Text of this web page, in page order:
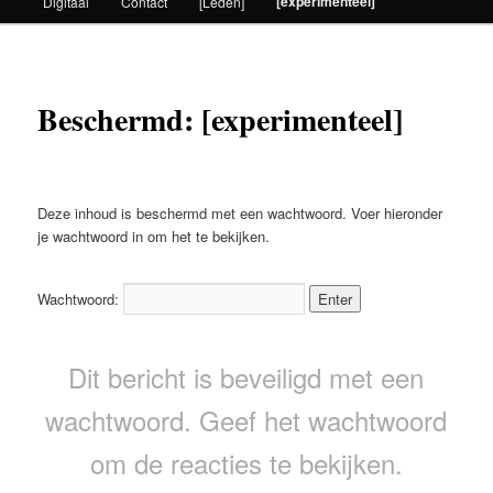
Beschermd: [experimenteel]
Deze inhoud is beschermd met een wachtwoord. Voer hieronder
je wachtwoord in om het te bekijken.
Wachtwoord:
Dit bericht is beveiligd met een
wachtwoord. Geef het wachtwoord
om de reacties te bekijken.